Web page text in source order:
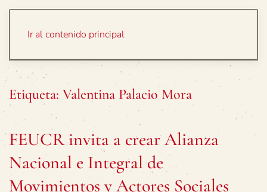
Ir al contenido principal
Etiqueta: Valentina Palacio Mora
FEUCR invita a crear Alianza
Nacional e Integral de
Movimientos y Actores Sociales